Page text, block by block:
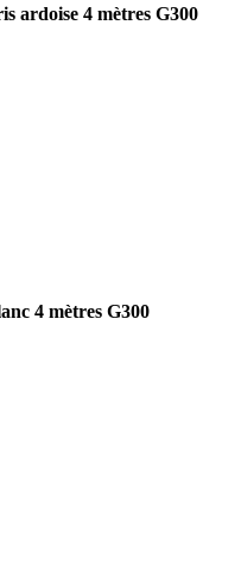
ardoise 4 mètres G300
4 mètres G300